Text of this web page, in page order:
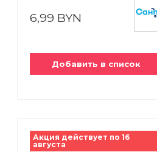
6,99 BYN
Добавить в список
Акция действует по 16
августа